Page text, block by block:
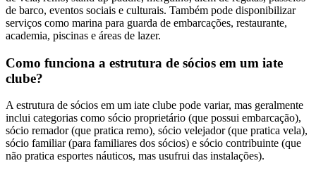
de barco, eventos sociais e culturais. Também pode disponibilizar
serviços como marina para guarda de embarcações, restaurante,
academia, piscinas e áreas de lazer.
Como funciona a estrutura de sócios em um iate
clube?
A estrutura de sócios em um iate clube pode variar, mas geralmente
inclui categorias como sócio proprietário (que possui embarcação),
sócio remador (que pratica remo), sócio velejador (que pratica vela),
sócio familiar (para familiares dos sócios) e sócio contribuinte (que
não pratica esportes náuticos, mas usufrui das instalações).